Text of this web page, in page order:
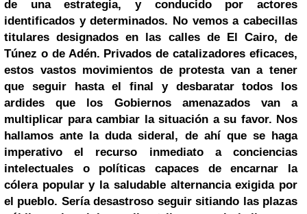
de una estrategia, y conducido por actores
identificados y determinados. No vemos a cabecillas
titulares designados en las calles de El Cairo, de
Túnez o de Adén. Privados de catalizadores eficaces,
estos vastos movimientos de protesta van a tener
que seguir hasta el final y desbaratar todos los
ardides que los Gobiernos amenazados van a
multiplicar para cambiar la situación a su favor. Nos
hallamos ante la duda sideral, de ahí que se haga
imperativo el recurso inmediato a conciencias
intelectuales o políticas capaces de encarnar la
cólera popular y la saludable alternancia exigida por
el pueblo. Sería desastroso seguir sitiando las plazas